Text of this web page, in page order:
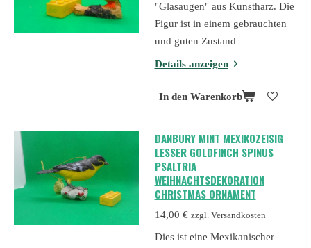
"Glasaugen" aus Kunstharz. Die
Figur ist in einem gebrauchten
und guten Zustand
Details anzeigen
In den Warenkorb
DANBURY MINT MEXIKOZEISIG
LESSER GOLDFINCH SPINUS
PSALTRIA
WEIHNACHTSDEKORATION
CHRISTMAS ORNAMENT
14,00 € zzgl. Versandkosten
Dies ist eine Mexikanischer